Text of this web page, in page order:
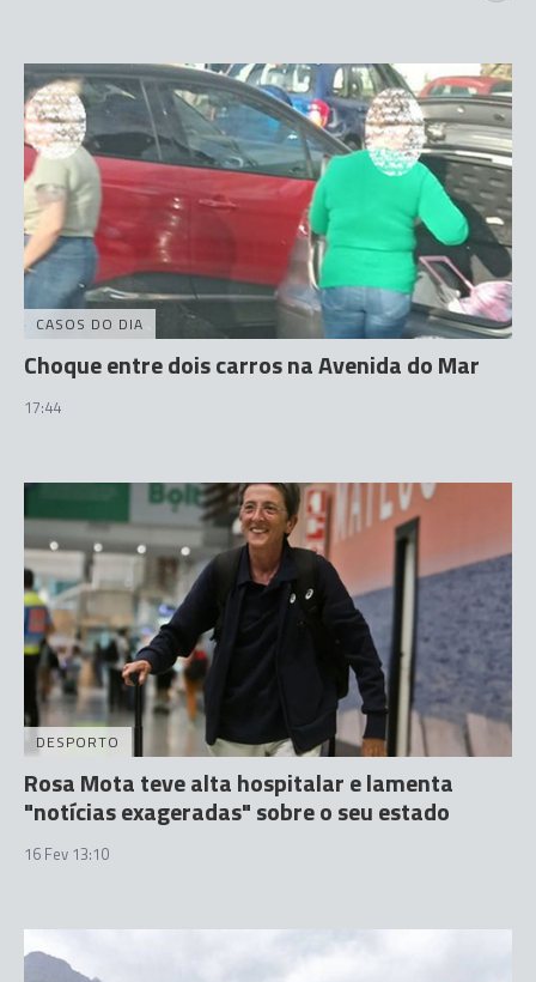
CASOS DO DIA
Choque entre dois carros na Avenida do Mar
17:44
DESPORTO
Rosa Mota teve alta hospitalar e lamenta
"notícias exageradas" sobre o seu estado
16 Fev 13:10